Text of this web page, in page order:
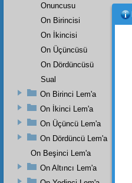
Onuncusu
On Birincisi
On İkincisi
On Üçüncüsü
On Dördüncüsü
Sual
On Birinci Lem'a
On İkinci Lem'a
On Üçüncü Lem'a
On Dördüncü Lem'a
On Beşinci Lem'a
On Altıncı Lem'a